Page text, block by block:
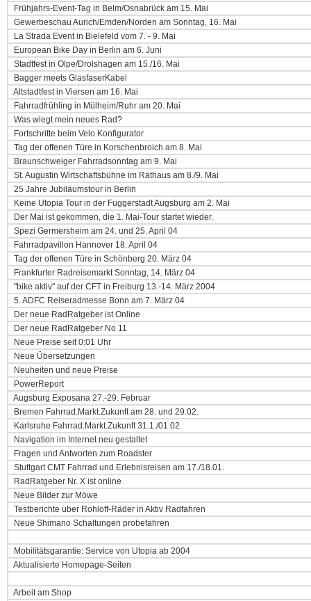
Frühjahrs-Event-Tag in Belm/Osnabrück am 15. Mai
Gewerbeschau Aurich/Emden/Norden am Sonntag, 16. Mai
La Strada Event in Bielefeld vom 7. - 9. Mai
European Bike Day in Berlin am 6. Juni
Stadtfest in Olpe/Drolshagen am 15./16. Mai
Bagger meets GlasfaserKabel
Altstadtfest in Viersen am 16. Mai
Fahrradfrühling in Mülheim/Ruhr am 20. Mai
Was wiegt mein neues Rad?
Fortschritte beim Velo Konfigurator
Tag der offenen Türe in Korschenbroich am 8. Mai
Braunschweiger Fahrradsonntag am 9. Mai
St. Augustin Wirtschaftsbühne im Rathaus am 8./9. Mai
25 Jahre Jubiläumstour in Berlin
Keine Utopia Tour in der Fuggerstadt Augsburg am 2. Mai
Der Mai ist gekommen, die 1. Mai-Tour startet wieder.
Spezi Germersheim am 24. und 25. April 04
Fahrradpavillon Hannover 18. April 04
Tag der offenen Türe in Schönberg 20. März 04
Frankfurter Radreisemarkt Sonntag, 14. März 04
"bike aktiv" auf der CFT in Freiburg 13.-14. März 2004
5. ADFC Reiseradmesse Bonn am 7. März 04
Der neue RadRatgeber ist Online
Der neue RadRatgeber No 11
Neue Preise seit 0:01 Uhr
Neue Übersetzungen
Neuheiten und neue Preise
PowerReport
Augsburg Exposana 27.-29. Februar
Bremen Fahrrad.Markt.Zukunft am 28. und 29.02.
Karlsruhe Fahrrad.Markt.Zukunft 31.1./01.02.
Navigation im Internet neu gestaltet
Fragen und Antworten zum Roadster
Stuttgart CMT Fahrrad und Erlebnisreisen am 17./18.01.
RadRatgeber Nr. X ist online
Neue Bilder zur Möwe
Testberichte über Rohloff-Räder in Aktiv Radfahren
Neue Shimano Schaltungen probefahren
Mobilitätsgarantie: Service von Utopia ab 2004
Aktualisierte Homepage-Seiten
Arbeit am Shop